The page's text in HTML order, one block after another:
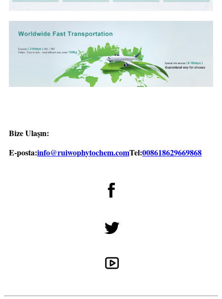
Bize Ulaşın:
E-posta:info@ruiwophytochem.comTel:008618629669868